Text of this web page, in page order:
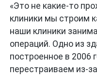
«Это не какие-то
клиники мы строим
наши клиники
операций. Одно из
построенное в 2006
перестраиваем из-